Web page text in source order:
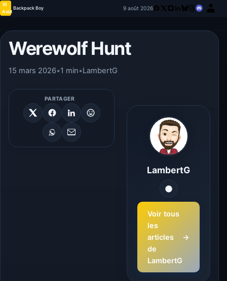
10
Août
Backpack Boy 9 août 2026
Werewolf Hunt
15 mars 2026•1 min•LambertG
PARTAGER
LambertG
Voir tous
les
articles
de
LambertG
→